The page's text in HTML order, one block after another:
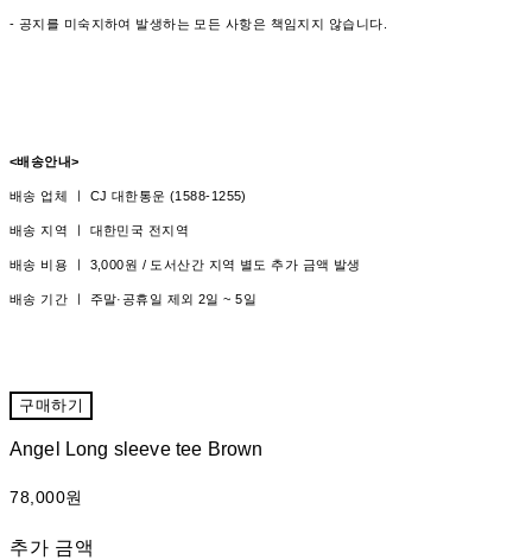
- 공지를 미숙지하여 발생하는 모든 사항은 책임지지 않습니다.
<배송안내>
배송 업체 ㅣ CJ 대한통운 (1588-1255)
배송 지역 ㅣ 대한민국 전지역
배송 비용 ㅣ 3,000원 / 도서산간 지역 별도 추가 금액 발생
배송 기간 ㅣ 주말·공휴일 제외 2일 ~ 5일
구매하기
Angel Long sleeve tee Brown
78,000원
추가 금액